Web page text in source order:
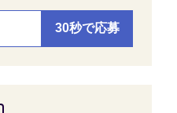
30秒で応募